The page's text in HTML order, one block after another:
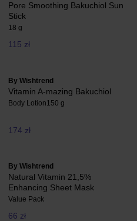
Pore Smoothing Bakuchiol Sun
Stick
18 g
115 zł
By Wishtrend
Vitamin A-mazing Bakuchiol
Body Lotion150 g
174 zł
By Wishtrend
Natural Vitamin 21,5%
Enhancing Sheet Mask
Value Pack
66 zł